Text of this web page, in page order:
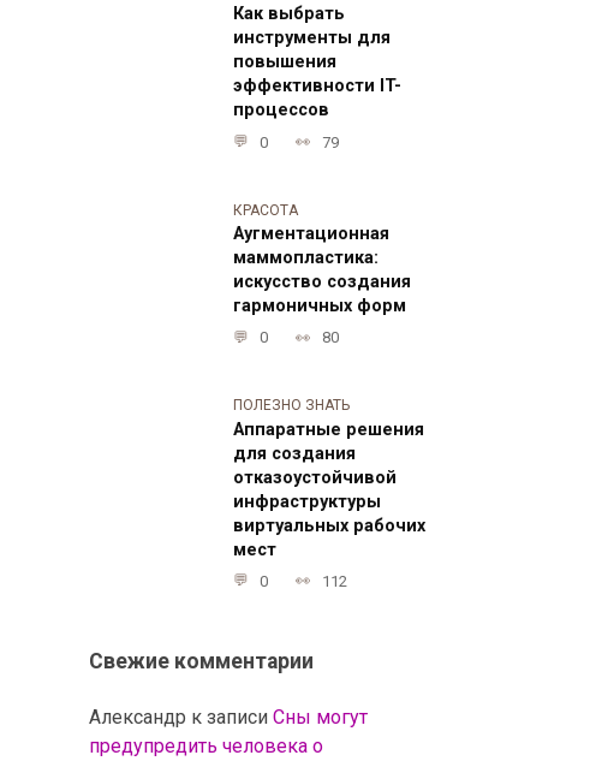
Как выбрать
инструменты для
повышения
эффективности IT-
процессов
0 79
КРАСОТА
Аугментационная
маммопластика:
искусство создания
гармоничных форм
0 80
ПОЛЕЗНО ЗНАТЬ
Аппаратные решения
для создания
отказоустойчивой
инфраструктуры
виртуальных рабочих
мест
0 112
Свежие комментарии
Александр к записи Сны могут
предупредить человека о